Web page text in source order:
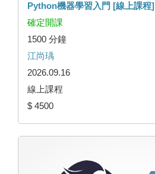
Python機器學習入門 [線上課程]
確定開課
1500 分鐘
江尚瑀
2026.09.16
線上課程
$ 4500